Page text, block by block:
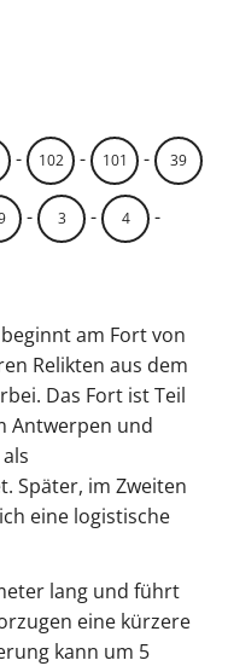
- 102 - 101 - 39
- 3 - 4 -
am Fort von
Relikten aus dem
Das Fort ist Teil
Antwerpen und
Später, im Zweiten
eine logistische
lang und führt
eine kürzere
kann um 5